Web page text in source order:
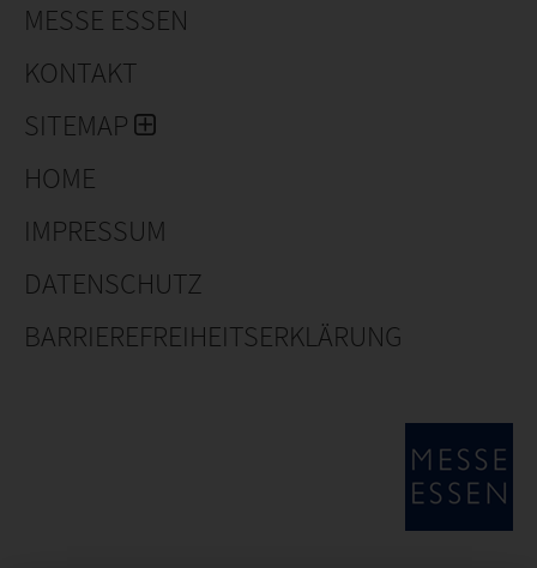
MESSE ESSEN
KONTAKT
SITEMAP
HOME
IMPRESSUM
DATENSCHUTZ
BARRIEREFREIHEITSERKLÄRUNG